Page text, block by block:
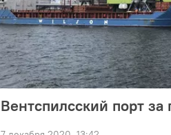
Вентспилсский порт за